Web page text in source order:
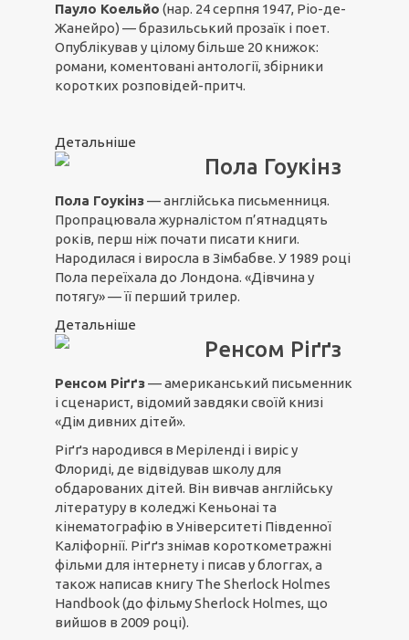
Пауло Коельйо (нар. 24 серпня 1947, Ріо-де-
Жанейро) — бразильський прозаїк і поет.
Опублікував у цілому більше 20 книжок:
романи, коментовані антології, збірники
коротких розповідей-притч.
Детальніше
Пола Гоукінз
Пола Гоукінз— англійська письменниця.
Пропрацювала журналістом п’ятнадцять
років, перш ніж почати писати книги.
Народилася і виросла в Зімбабве. У 1989 році
Пола переїхала до Лондона. «Дівчина у
потягу» — її перший трилер.
Детальніше
Ренсом Ріґґз
Ренсом Ріґґз— американський письменник
і сценарист, відомий завдяки своїй книзі
«Дім дивних дітей».
Ріґґз народився в Меріленді і виріс у
Флориді, де відвідував школу для
обдарованих дітей. Він вивчав англійську
літературу в коледжі Кеньонаі та
кінематографію в Університеті Південної
Каліфорнії. Ріґґз знімав короткометражні
фільми для інтернету і писав у блоггах, а
також написав книгу The Sherlock Holmes
Handbook (до фільму Sherlock Holmes, що
вийшов в 2009 році).